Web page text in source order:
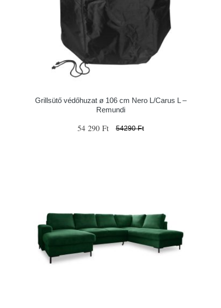
Grillsütő védőhuzat ø 106 cm Nero L/Carus L –
Remundi
54 290 Ft 54290 Ft